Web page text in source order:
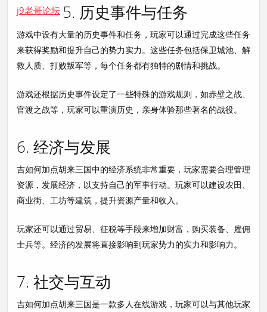
j9老哥论坛 5. 历史事件与任务
游戏中设有大量的历史事件和任务，玩家可以通过完成这些任务
来获得奖励和提升自己的势力实力。这些任务包括保卫城池、解
救人质、打败叛军等，每个任务都有独特的剧情和挑战。
游戏还根据历史事件设定了一些特殊的游戏规则，如赤壁之战、
官渡之战等，玩家可以重演历史，亲身体验那些著名的战役。
6. 经济与发展
吉如何加点胡来三国中的经济系统非常重要，玩家需要合理管理
资源，发展经济，以支持自己的军事行动。玩家可以建设农田、
商业街、工坊等建筑，提升资源产量和收入。
玩家还可以通过贸易、征税等手段来增加财富，购买装备、雇佣
士兵等。经济的发展将直接影响到玩家势力的实力和影响力。
7. 社交与互动
吉如何加点胡来三国是一款多人在线游戏，玩家可以与其他玩家